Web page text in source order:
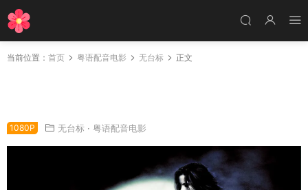
当前位置： 首页 粤语配音电影 无台标 正文
1080P 无台标 · 粤语配音电影